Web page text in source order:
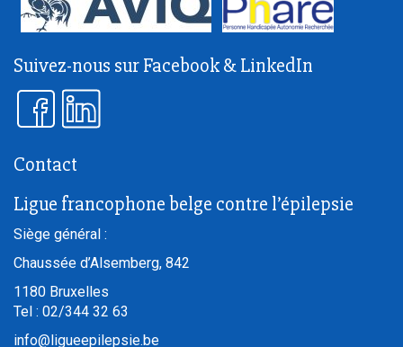
Suivez-nous sur Facebook & LinkedIn
Contact
Ligue francophone belge contre l’épilepsie
Siège général :
Chaussée d’Alsemberg, 842
1180 Bruxelles
Tel : 02/344 32 63
info@ligueepilepsie.be